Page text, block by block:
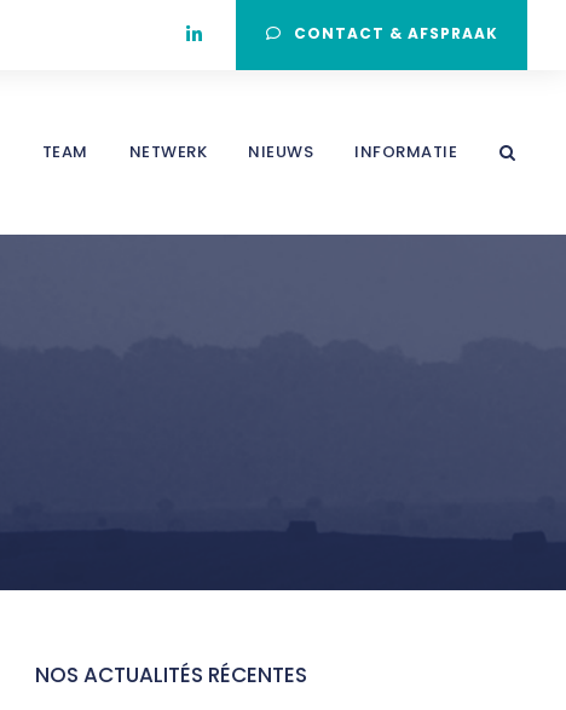
CONTACT & AFSPRAAK
TEAM NETWERK NIEUWS INFORMATIE
NOS ACTUALITÉS RÉCENTES